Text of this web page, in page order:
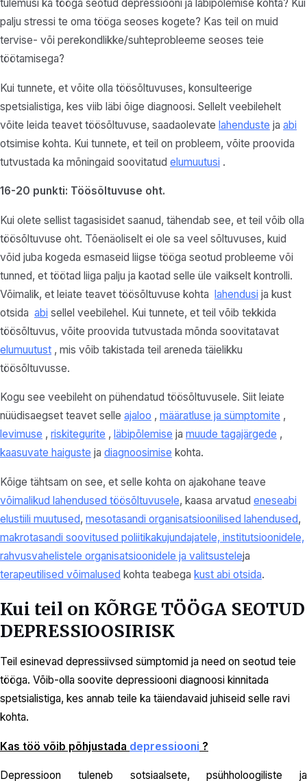
tulemusi ka tööga seotud depressiooni ja läbipõlemise kohta? Kui
palju stressi te oma tööga seoses kogete? Kas teil on muid
tervise- või perekondlikke/suhteprobleeme seoses teie
töötamisega?
Kui tunnete, et võite olla töösõltuvuses, konsulteerige
spetsialistiga, kes viib läbi õige diagnoosi. Sellelt veebilehelt
võite leida teavet töösõltuvuse, saadaolevate lahenduste ja abi
otsimise kohta. Kui tunnete, et teil on probleem, võite proovida
tutvustada ka mõningaid soovitatud elumuutusi .
16-20 punkti: Töösõltuvuse oht.
Kui olete sellist tagasisidet saanud, tähendab see, et teil võib olla
töösõltuvuse oht. Tõenäoliselt ei ole sa veel sõltuvuses, kuid
võid juba kogeda esmaseid liigse tööga seotud probleeme või
tunned, et töötad liiga palju ja kaotad selle üle vaikselt kontrolli.
Võimalik, et leiate teavet töösõltuvuse kohta lahendusi ja kust
otsida abi sellel veebilehel. Kui tunnete, et teil võib tekkida
töösõltuvus, võite proovida tutvustada mõnda soovitatavat
elumuutust , mis võib takistada teil areneda täielikku
töösõltuvusse.
Kogu see veebileht on pühendatud töösõltuvusele. Siit leiate
nüüdisaegset teavet selle ajaloo , määratluse ja sümptomite ,
levimuse , riskitegurite , läbipõlemise ja muude tagajärgede ,
kaasuvate haiguste ja diagnoosimise kohta.
Kõige tähtsam on see, et selle kohta on ajakohane teave
võimalikud lahendused töösõltuvusele, kaasa arvatud eneseabi
elustiili muutused, mesotasandi organisatsioonilised lahendused,
makrotasandi soovitused poliitikakujundajatele, institutsioonidele,
rahvusvahelistele organisatsioonidele ja valitsusteleja
terapeutilised võimalused kohta teabega kust abi otsida.
Kui teil on KÕRGE TÖÖGA SEOTUD
DEPRESSIOOSIRISK
Teil esinevad depressiivsed sümptomid ja need on seotud teie
tööga. Võib-olla soovite depressiooni diagnoosi kinnitada
spetsialistiga, kes annab teile ka täiendavaid juhiseid selle ravi
kohta.
Kas töö võib põhjustada depressiooni ?
Depressioon tuleneb sotsiaalsete, psühholoogiliste ja